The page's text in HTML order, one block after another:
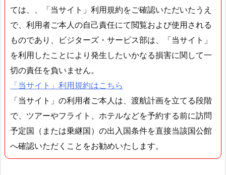
ては、、「当サイト」利用規約をご確認いただいたうえ
で、利用者ご本人の自己責任にて閲覧および使用される
ものであり、ビジターズ・サービス部は、「当サイト」
を利用したことにより発生したいかなる損害に関して一
切の責任を負いません。
「当サイト」利用規約はこちら
「当サイト」の利用者ご本人は、渡航計画を立てる段階
で、ツアーやフライト、ホテルなどを予約する前に訪問
予定国（または乗継国）の出入国条件を直接当該国公館
へ確認いただくことをお勧めいたします。